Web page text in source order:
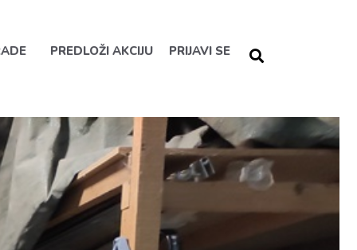
PREDLOŽI AKCIJU PRIJAVI SE